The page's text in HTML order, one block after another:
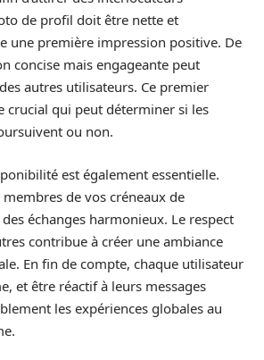
de profil doit être nette et
une première impression positive. De
concise mais engageante peut
autres utilisateurs. Ce premier
crucial qui peut déterminer si les
ou non.
est également essentielle.
de vos créneaux de
échanges harmonieux. Le respect
contribue à créer une ambiance
En fin de compte, chaque utilisateur
et être réactif à leurs messages
les expériences globales au